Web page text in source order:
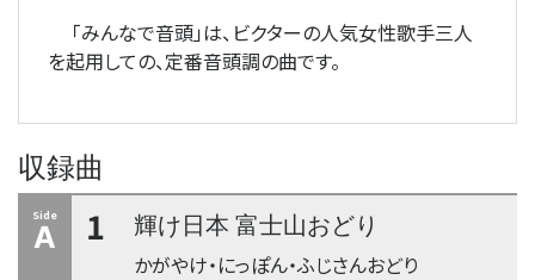
「みんなで音頭」は、ビクターの人気女性歌手三人
を起用しての、定番音頭調の曲です。
収録曲
Side
A 1
輝け日本 富士山おどり
かがやけ・にっぽん・ふじさんおどり